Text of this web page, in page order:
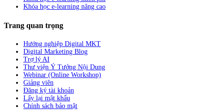
Khóa học e-learning nâng cao
Trang quan trọng
Hướng nghiệp Digital MKT
Digital Marketing Blog
Trợ lý AI
Thư viện Ý Tưởng Nội Dung
Webinar (Online Workshop)
Giảng viên
Đăng ký tài khoản
Lấy lại mật khẩu
Chính sách bảo mật